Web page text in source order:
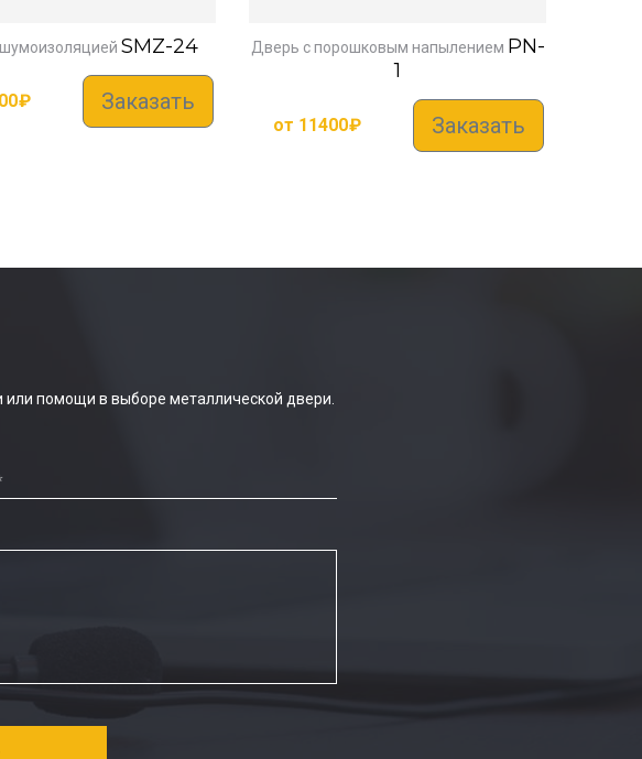
SMZ-24
₽ Заказать
Дверь с порошковым напылением PN-
1
от 11400₽ Заказать
помощи в выборе металлической двери.